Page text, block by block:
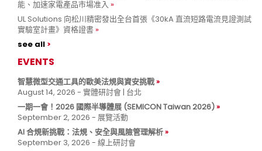
能、加速家電產品市場准入
UL Solutions 向松川精密發出全台首張《30kA 直流短路電流見證測試
實驗室計畫》資格證書
see all
EVENTS
智慧微型交通工具的歐美法規與資安挑戰
August 14, 2026 - 實體研討會 | 台北
一期一會！2026 國際半導體展 (SEMICON Taiwan 2026)
September 2, 2026 - 展覽活動
AI 合規新挑戰：法規、安全與風險管理解析
September 3, 2026 - 線上研討會